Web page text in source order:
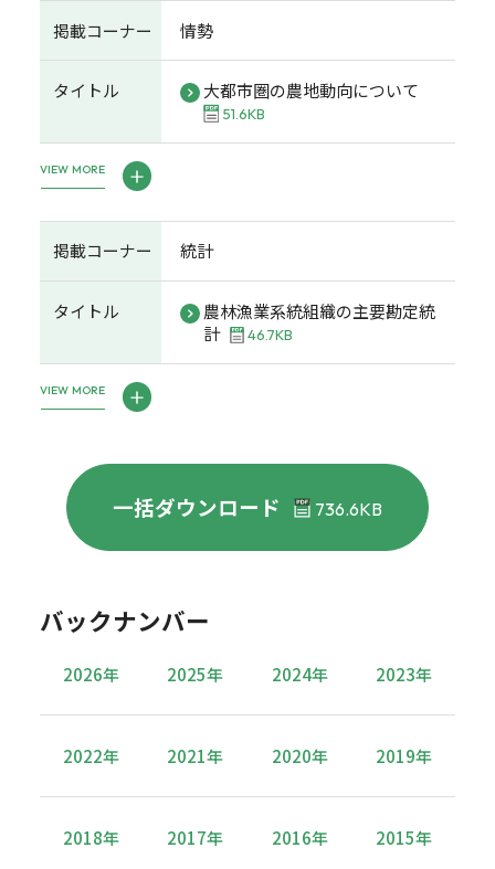
掲載コーナー 情勢
タイトル 大都市圏の農地動向について
51.6KB
VIEW MORE
掲載コーナー 統計
タイトル
農林漁業系統組織の主要勘定統
計
46.7KB
VIEW MORE
一括ダウンロード 736.6KB
バックナンバー
2026年 2025年 2024年 2023年
2022年 2021年 2020年 2019年
2018年 2017年 2016年 2015年